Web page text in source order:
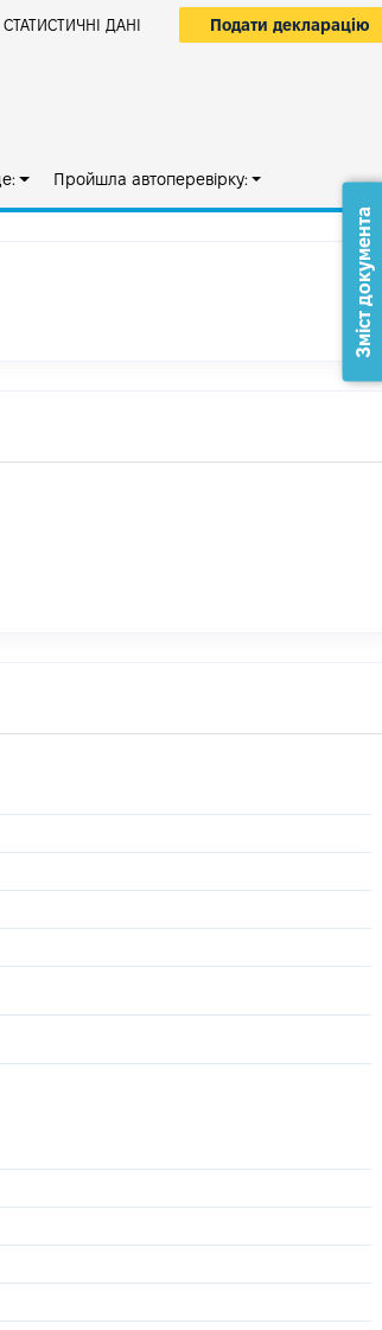
СТАТИСТИЧНІ ДАНІ Подати декларацію
Пройшла автоперевірку:
Зміст документа